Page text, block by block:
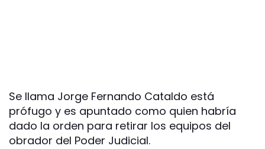
Se llama Jorge Fernando Cataldo está
prófugo y es apuntado como quien habría
dado la orden para retirar los equipos del
obrador del Poder Judicial.